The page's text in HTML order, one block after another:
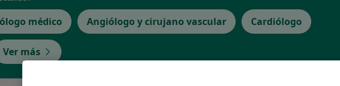
médico Angiólogo y cirujano vascular Cardiólogo
Ver más